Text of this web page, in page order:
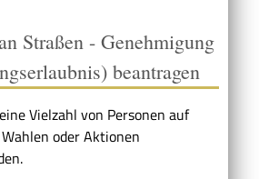
Straßen - Genehmigung
beantragen
Vielzahl von Personen auf
oder Aktionen